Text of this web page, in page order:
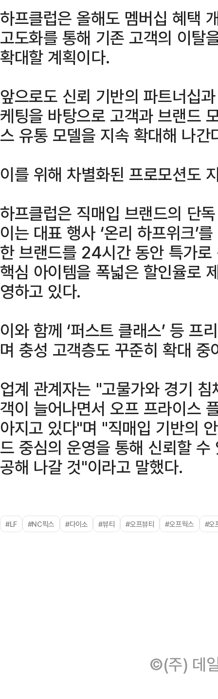
하프클럽은 올해도 멤버십 혜택
고도화를 통해 기존 고객의 이탈
확대할 계획이다.
앞으로도 신뢰 기반의 파트너십
케팅을 바탕으로 고객과 브랜드
스 유통 모델을 지속 확대해 나간
이를 위해 차별화된 프로모션도
하프클럽은 직매입 브랜드의 단
이는 대표 행사 ‘온리 하프위크’
한 브랜드를 24시간 동안 특가로
핵심 아이템을 폭넓은 할인율로
영하고 있다.
이와 함께 ‘퍼스트 클래스’ 등 프
며 충성 고객층도 꾸준히 확대 중
업계 관계자는 "고물가와 경기
객이 늘어나면서 오프 프라이스
아지고 있다"며 "직매입 기반의
드 중심의 운영을 통해 신뢰할
공해 나갈 것"이라고 말했다.
#LF #NC픽스 #다이소 #뷰티 #오프뷰티 #오프웍스 #오
©(주) 데